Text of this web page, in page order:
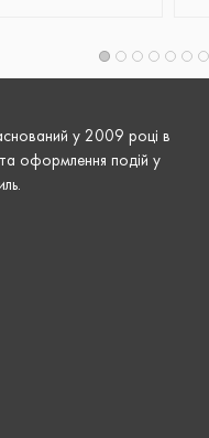
у 2009 році в
та оформлення подій у